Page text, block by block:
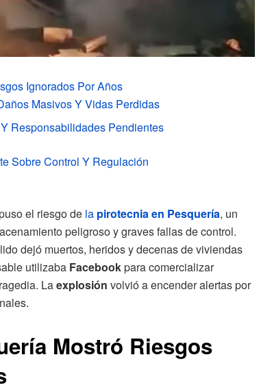
Ignorados Por Años
Masivos Y Vidas Perdidas
Responsabilidades Pendientes
Sobre Control Y Regulación
el riesgo de la pirotecnia en Pesquería, un
peligroso y graves fallas de control.
dejó muertos, heridos y decenas de viviendas
utilizaba Facebookpara comercializar
Laexplosión volvió a encender alertas por
Mostró Riesgos